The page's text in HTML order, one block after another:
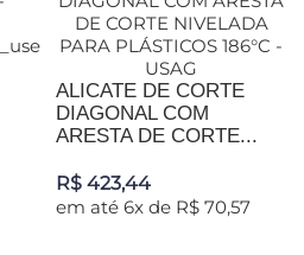
ALICATE DE CORTE
DIAGONAL COM
ARESTA DE CORTE...
R$ 423,44
em até 6x de R$ 70,57